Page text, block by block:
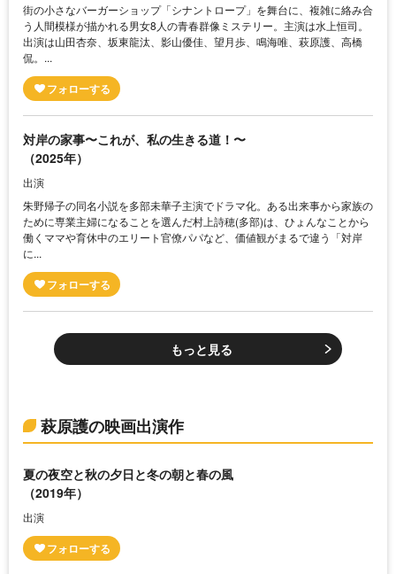
街の小さなバーガーショップ「シナントロープ」を舞台に、複雑に絡み合
う人間模様が描かれる男女8人の青春群像ミステリー。主演は水上恒司。
出演は山田杏奈、坂東龍汰、影山優佳、望月歩、鳴海唯、萩原護、高橋
侃。...
対岸の家事〜これが、私の生きる道！〜
（2025年）
出演
朱野帰子の同名小説を多部未華子主演でドラマ化。ある出来事から家族の
ために専業主婦になることを選んだ村上詩穂(多部)は、ひょんなことから
働くママや育休中のエリート官僚パパなど、価値観がまるで違う「対岸
に...
もっと見る
萩原護の映画出演作
夏の夜空と秋の夕日と冬の朝と春の風
（2019年）
出演